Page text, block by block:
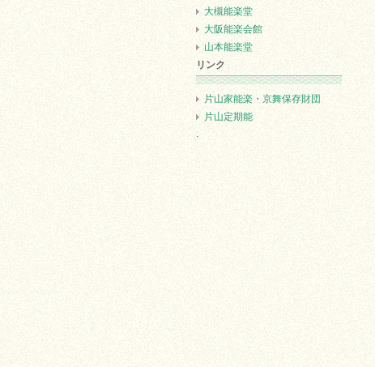
大槻能楽堂
大阪能楽会館
山本能楽堂
リンク
片山家能楽・京舞保存財団
片山定期能
.